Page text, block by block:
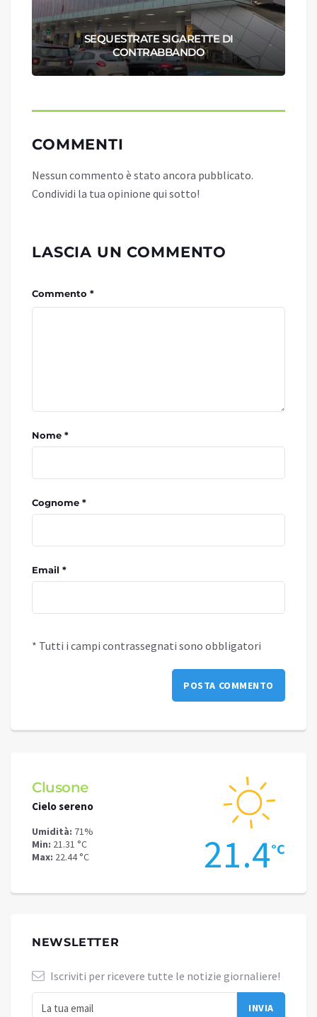
SEQUESTRATE SIGARETTE DI
CONTRABBANDO
COMMENTI
Nessun commento è stato ancora pubblicato.
Condividi la tua opinione qui sotto!
LASCIA UN COMMENTO
Commento *
Nome *
Cognome *
Email *
* Tutti i campi contrassegnati sono obbligatori
Clusone
Cielo sereno
Umidità: 71%
Min: 21.31 °C
Max: 22.44 °C 21.4°C
NEWSLETTER
Iscriviti per ricevere tutte le notizie giornaliere!